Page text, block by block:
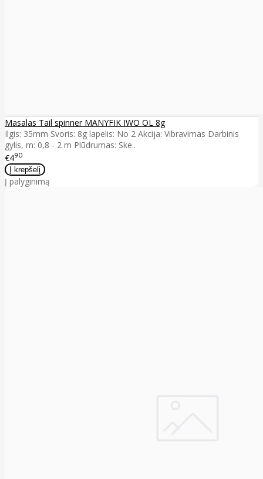
Masalas Tail spinner MANYFIK IWO OL 8g
Ilgis: 35mm Svoris: 8g lapelis: No 2 Akcija: Vibravimas Darbinis
gylis, m: 0,8 - 2 m Plūdrumas: Ske..
€490
Į palyginimą